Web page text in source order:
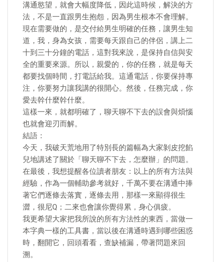
溝通慾望，就會大幅度降低，因此這時候，解決的方
法，不是一直跟男生抱怨，因為男生根本不會理解。
現在需要做的，是交付給男生明確的任務，讓男生知
道，我，身為女孩，需要每天跟自己的伴侶，講上二
十到三十分鐘的電話，這對我來說，是保持自信與安
全的重要來源。所以，親愛的，你的任務，就是每天
都要找個時間，打電話給我。這通電話，你要保持專
注，你要努力讓我講的很開心。然後，任務完成，你
愛去幹什麼幹什麼。
這樣一來，就都明確了，聊天聊不下去的誤會與煩惱
也就會迎刃而解。
結語：
今天，我破天荒地用了特別長的篇幅為大家剝皮挖餡
兒地講述了關於「聊天聊不下去，怎麼辦」的問題。
在最後，我想提醒各位讀者朋友：以上的所有方法與
經驗，作為一個輔助參考就好，千萬不要在溝通中捧
著它們逐條去落實，逐條去用，那樣一來顯得很生
澀，很尼Q；二來也會讓你覺得累，身心俱疲。
我更希望大家把我所說的所有方法性的東西，當做一
本字典一樣的工具書，當以後在溝通時遇到哪些困惑
時，翻開它，回頭看看，查缺補漏，帶著問題來回
溯。